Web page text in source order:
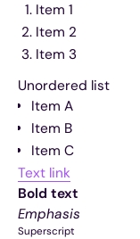
Item 1
Item 2
Item 3
Unordered list
Item A
Item B
Item C
Text link
Bold text
Emphasis
Superscript